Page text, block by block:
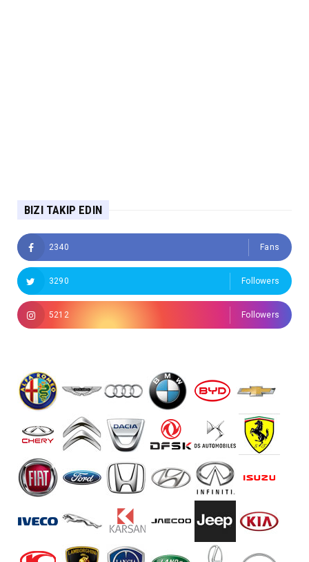
BIZI TAKIP EDIN
2340 Fans
3290 Followers
5212 Followers